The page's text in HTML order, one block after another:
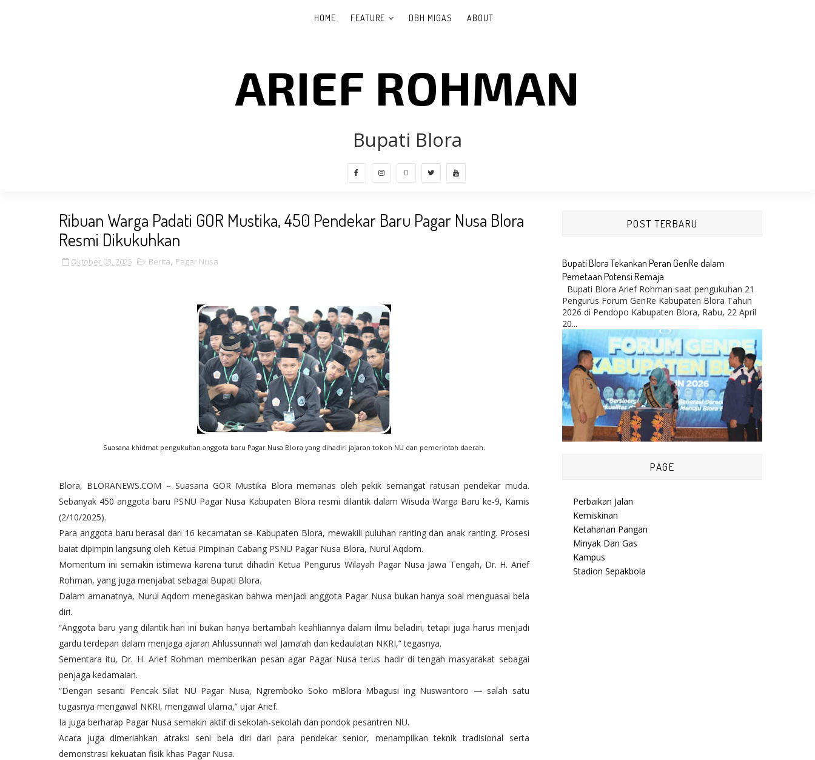
HOME FEATURE DBH MIGAS ABOUT
ARIEF ROHMAN
Bupati Blora
Ribuan Warga Padati GOR Mustika, 450 Pendekar Baru Pagar Nusa Blora
Resmi Dikukuhkan
Oktober 03, 2025 Berita, Pagar Nusa
Suasana khidmat pengukuhan anggota baru Pagar Nusa Blora yang dihadiri jajaran tokoh NU dan pemerintah daerah.
Blora, BLORANEWS.COM – Suasana GOR Mustika Blora memanas oleh pekik semangat ratusan pendekar muda.
Sebanyak 450 anggota baru PSNU Pagar Nusa Kabupaten Blora resmi dilantik dalam Wisuda Warga Baru ke-9, Kamis
(2/10/2025).
Para anggota baru berasal dari 16 kecamatan se-Kabupaten Blora, mewakili puluhan ranting dan anak ranting. Prosesi
baiat dipimpin langsung oleh Ketua Pimpinan Cabang PSNU Pagar Nusa Blora, Nurul Aqdom.
Momentum ini semakin istimewa karena turut dihadiri Ketua Pengurus Wilayah Pagar Nusa Jawa Tengah, Dr. H. Arief
Rohman, yang juga menjabat sebagai Bupati Blora.
Dalam amanatnya, Nurul Aqdom menegaskan bahwa menjadi anggota Pagar Nusa bukan hanya soal menguasai bela
diri.
“Anggota baru yang dilantik hari ini bukan hanya bertambah keahliannya dalam ilmu beladiri, tetapi juga harus menjadi
gardu terdepan dalam menjaga ajaran Ahlussunnah wal Jama’ah dan kedaulatan NKRI,” tegasnya.
Sementara itu, Dr. H. Arief Rohman memberikan pesan agar Pagar Nusa terus hadir di tengah masyarakat sebagai
penjaga kedamaian.
“Dengan sesanti Pencak Silat NU Pagar Nusa, Ngremboko Soko mBlora Mbagusi ing Nuswantoro — salah satu
tugasnya mengawal NKRI, mengawal ulama,” ujar Arief.
Ia juga berharap Pagar Nusa semakin aktif di sekolah-sekolah dan pondok pesantren NU.
Acara juga dimeriahkan atraksi seni bela diri dari para pendekar senior, menampilkan teknik tradisional serta
demonstrasi kekuatan fisik khas Pagar Nusa.
POST TERBARU
Bupati Blora Tekankan Peran GenRe dalam
Pemetaan Potensi Remaja
Bupati Blora Arief Rohman saat pengukuhan 21
Pengurus Forum GenRe Kabupaten Blora Tahun
2026 di Pendopo Kabupaten Blora, Rabu, 22 April
20...
PAGE
Perbaikan Jalan
Kemiskinan
Ketahanan Pangan
Minyak Dan Gas
Kampus
Stadion Sepakbola